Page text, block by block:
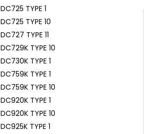
DC725 TYPE 1
DC725 TYPE 10
DC727 TYPE 11
DC729K TYPE 10
DC730K TYPE 1
DC759K TYPE 1
DC759K TYPE 10
DC920K TYPE 1
DC920K TYPE 10
DC925K TYPE 1